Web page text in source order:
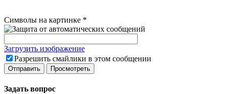
Символы на картинке *
Загрузить изображение
Разрешить смайлики в этом сообщении
Задать вопрос